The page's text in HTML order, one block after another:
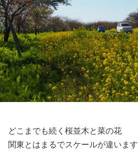
どこまでも続く桜並木と菜の花
関東とはまるでスケールが違います